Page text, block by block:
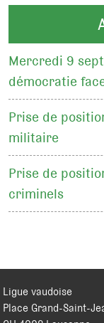
Mercredi 9
démocratie
Prise de
militaire
Prise de
criminels
Ligue vaudoise
Place Grand-Saint-